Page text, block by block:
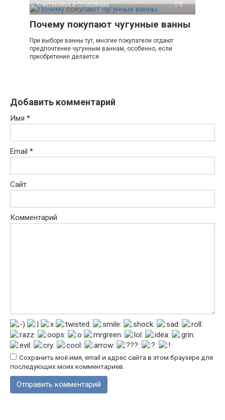
Сантехника и Отопление 0
Почему покупают чугунные ванны
При выборе ванны тут, многие покупатели отдают
предпочтение чугунным ваннам, особенно, если
приобретение делается
Добавить комментарий
Имя *
Email *
Сайт
Комментарий
Сохранить моё имя, email и адрес сайта в этом браузере для
последующих моих комментариев.